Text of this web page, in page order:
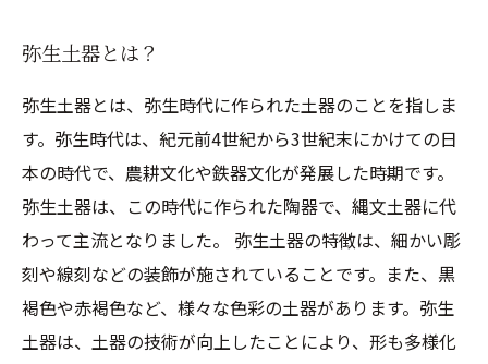
弥生土器とは？
弥生土器とは、弥生時代に作られた土器のことを指しま
す。弥生時代は、紀元前4世紀から3世紀末にかけての日
本の時代で、農耕文化や鉄器文化が発展した時期です。
弥生土器は、この時代に作られた陶器で、縄文土器に代
わって主流となりました。 弥生土器の特徴は、細かい彫
刻や線刻などの装飾が施されていることです。また、黒
褐色や赤褐色など、様々な色彩の土器があります。弥生
土器は、土器の技術が向上したことにより、形も多様化